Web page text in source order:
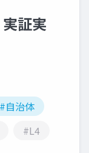
実証実
#自治体
#L4